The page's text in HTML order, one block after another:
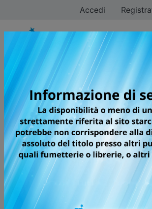
Accedi
Makoto
Tutti i fumetti